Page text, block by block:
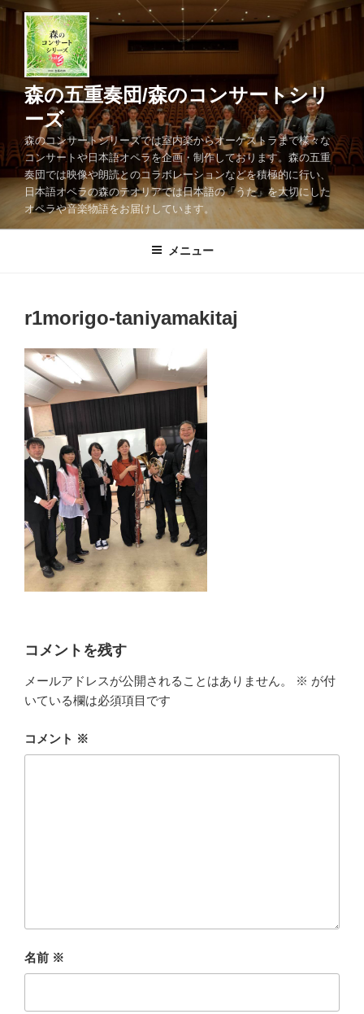
コ
ツ
キ
ッ
プ
森の五重奏団/森のコンサートシリ
ーズ
森のコンサートシリーズでは室内楽からオーケストラまで様々な
コンサートや日本語オペラを企画・制作しております。森の五重
奏団では映像や朗読とのコラボレーションなどを積極的に行い、
日本語オペラの森のテオリアでは日本語の「うた」を大切にした
オペラや音楽物語をお届けしています。
メニュー
r1morigo-taniyamakitaj
コメントを残す
メールアドレスが公開されることはありません。 ※ が付
いている欄は必須項目です
コメント ※
名前 ※